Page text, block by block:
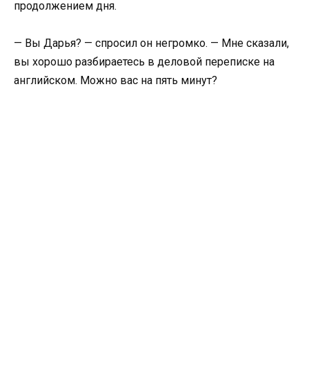
продолжением дня.
— Вы Дарья? — спросил он негромко. — Мне сказали,
вы хорошо разбираетесь в деловой переписке на
английском. Можно вас на пять минут?